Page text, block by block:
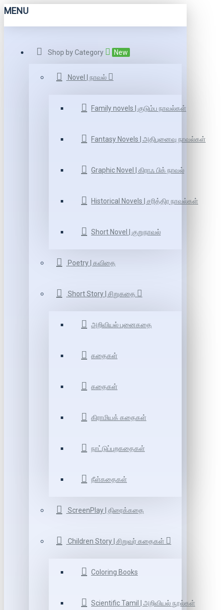
MENU
Shop by Category New
Novel | நாவல்
Family novels | குடும்ப நாவல்கள்
Fantasy Novels | அதிபுனைவு நாவல்கள்
Graphic Novel | கிராஃ பிக் நாவல்
Historical Novels | சரித்திர நாவல்கள்
Short Novel | குறுநாவல்
Poetry | கவிதை
Short Story | சிறுகதை
அறிவியல் புனைகதை
கதைகள்
கதைகள்
கிராமியக் கதைகள்
நாட்டுப்புறகதைகள்
நீள்கதைகள்
ScreenPlay | திரைக்கதை
Children Story | சிறுவர் கதைகள்
Coloring Books
Scientific Tamil | அறிவியல் நூல்கள்